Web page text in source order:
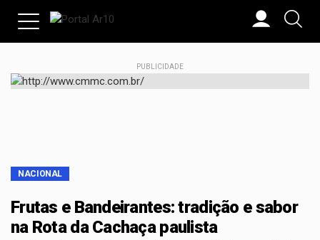
PUBLICIDADE
NACIONAL
Frutas e Bandeirantes: tradição e sabor
na Rota da Cachaça paulista